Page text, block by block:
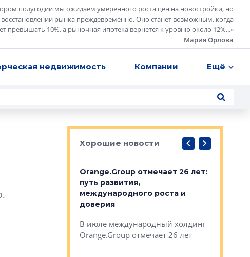
полугодии мы ожидаем умеренного роста цен на новостройки, но
рынка преждевременно. Оно станет возможным, когда
превышать 10%, а рыночная ипотека вернется к уровню около 12%...»
Мария Орлова
недвижимость Компании Ещё
Хорошие новости
завершился
Orange.Group отмечает 26 лет:
путь развития,
международного роста и
доверия
В июле международный холдинг
Orange.Group отмечает 26 лет